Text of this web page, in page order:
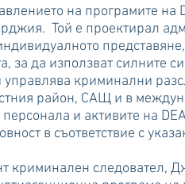
на програмите
Той е проектирал
за да използват силните
криминални
район, САЩ и в
и активите на
в съответствие с
криминален следовател,